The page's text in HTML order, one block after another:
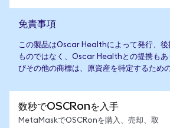
免責事項
この製品はOscar Healthによって発行、後
ものではなく、Oscar Healthとの提携もあ
びその他の商標は、原資産を特定するため
数秒でOSCRonを入手
MetaMaskでOSCRonを購入、売却、取